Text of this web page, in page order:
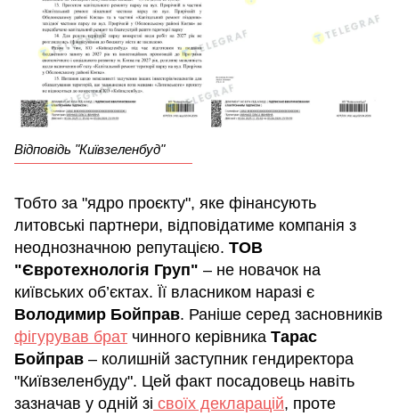
Відповідь "Київзеленбуд"
Тобто за "ядро проєкту", яке фінансують
литовські партнери, відповідатиме компанія з
неоднозначною репутацією. ТОВ
"Євротехнологія Груп" – не новачок на
київських об’єктах. Її власником наразі є
Володимир Бойправ. Раніше серед засновників
фігурував брат чинного керівника Тарас
Бойправ – колишній заступник гендиректора
"Київзеленбуду". Цей факт посадовець навіть
зазначав у одній зі своїх декларацій, проте